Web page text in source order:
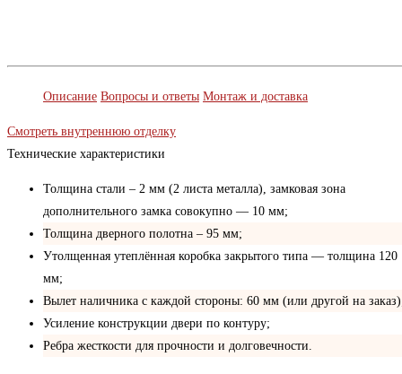
Описание Вопросы и ответы Монтаж и доставка
Смотреть внутреннюю отделку
Технические характеристики
Толщина стали – 2 мм (2 листа металла), замковая зона
дополнительного замка совокупно — 10 мм;
Толщина дверного полотна – 95 мм;
Утолщенная утеплённая коробка закрытого типа — толщина 120
мм;
Вылет наличника с каждой стороны: 60 мм (или другой на
Усиление конструкции двери по контуру;
Ребра жесткости для прочности и долговечности.